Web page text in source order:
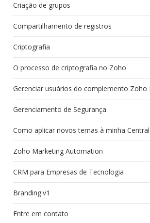
Criação de grupos
Compartilhamento de registros
Criptografia
O processo de criptografia no Zoho
Gerenciar usuários do complemento Zoho
Gerenciamento de Segurança
Como aplicar novos temas à minha
Zoho Marketing Automation
CRM para Empresas de Tecnologia
Branding.v1
Entre em contato